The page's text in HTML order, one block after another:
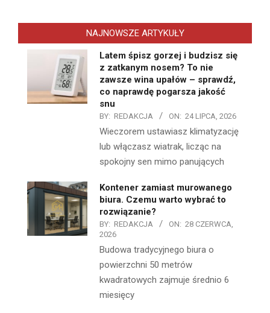
NAJNOWSZE ARTYKUŁY
Latem śpisz gorzej i budzisz się
z zatkanym nosem? To nie
zawsze wina upałów – sprawdź,
co naprawdę pogarsza jakość
snu
BY: REDAKCJA ON: 24 LIPCA, 2026
Wieczorem ustawiasz klimatyzację
lub włączasz wiatrak, licząc na
spokojny sen mimo panujących
Kontener zamiast murowanego
biura. Czemu warto wybrać to
rozwiązanie?
BY: REDAKCJA ON: 28 CZERWCA,
2026
Budowa tradycyjnego biura o
powierzchni 50 metrów
kwadratowych zajmuje średnio 6
miesięcy